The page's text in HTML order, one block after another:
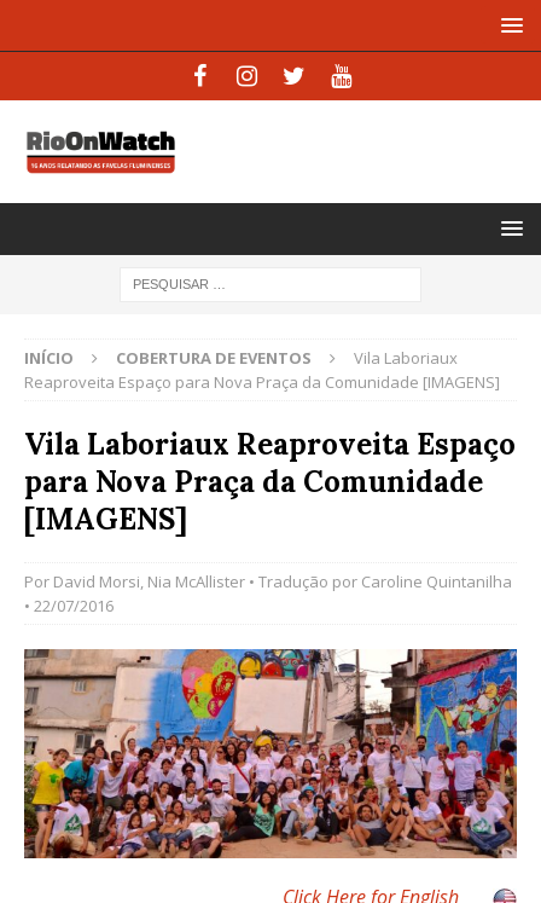
INÍCIO COBERTURA DE EVENTOS
Vila Laboriaux
Reaproveita Espaço para Nova Praça da Comunidade [IMAGENS]
Vila Laboriaux Reaproveita Espaço
para Nova Praça da Comunidade
[IMAGENS]
Por David Morsi, Nia McAllister • Tradução por Caroline Quintanilha
• 22/07/2016
Click Here for English